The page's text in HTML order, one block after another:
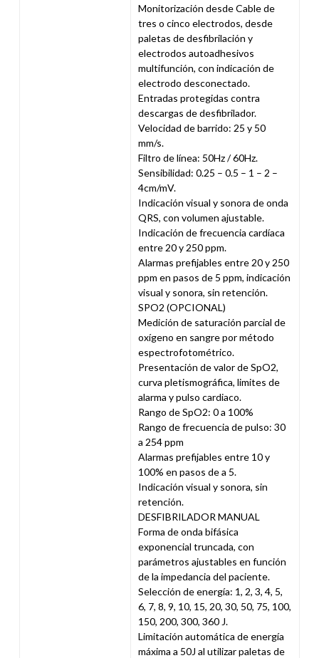
Monitorización desde Cable de
tres o cinco electrodos, desde
paletas de desfibrilación y
electrodos autoadhesivos
multifunción, con indicación de
electrodo desconectado.
Entradas protegidas contra
descargas de desfibrilador.
Velocidad de barrido: 25 y 50
mm/s.
Filtro de línea: 50Hz / 60Hz.
Sensibilidad: 0.25 – 0.5 – 1 – 2 –
4cm/mV.
Indicación visual y sonora de onda
QRS, con volumen ajustable.
Indicación de frecuencia cardíaca
entre 20 y 250 ppm.
Alarmas prefijables entre 20 y 250
ppm en pasos de 5 ppm, indicación
visual y sonora, sin retención.
SPO2 (OPCIONAL)
Medición de saturación parcial de
oxígeno en sangre por método
espectrofotométrico.
Presentación de valor de SpO2,
curva pletismográfica, limites de
alarma y pulso cardiaco.
Rango de SpO2: 0 a 100%
Rango de frecuencia de pulso: 30
a 254 ppm
Alarmas prefijables entre 10 y
100% en pasos de a 5.
Indicación visual y sonora, sin
retención.
DESFIBRILADOR MANUAL
Forma de onda bifásica
exponencial truncada, con
parámetros ajustables en función
de la impedancia del paciente.
Selección de energía: 1, 2, 3, 4, 5,
6, 7, 8, 9, 10, 15, 20, 30, 50, 75, 100,
150, 200, 300, 360 J.
Limitación automática de energía
máxima a 50J al utilizar paletas de